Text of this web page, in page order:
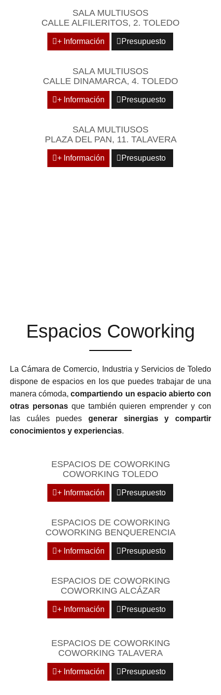
SALA MULTIUSOS
CALLE ALFILERITOS, 2. TOLEDO
+ Información Presupuesto
SALA MULTIUSOS
CALLE DINAMARCA, 4. TOLEDO
+ Información Presupuesto
SALA MULTIUSOS
PLAZA DEL PAN, 11. TALAVERA
+ Información Presupuesto
Espacios Coworking
La Cámara de Comercio, Industria y Servicios de Toledo
dispone de espacios en los que puedes trabajar de una
manera cómoda,compartiendo un espacio abierto con
otras personasque también quieren emprender y con
las cuáles puedes generar sinergias y compartir
conocimientos y experiencias.
ESPACIOS DE COWORKING
COWORKING TOLEDO
+ Información Presupuesto
ESPACIOS DE COWORKING
COWORKING BENQUERENCIA
+ Información Presupuesto
ESPACIOS DE COWORKING
COWORKING ALCÁZAR
+ Información Presupuesto
ESPACIOS DE COWORKING
COWORKING TALAVERA
+ Información Presupuesto